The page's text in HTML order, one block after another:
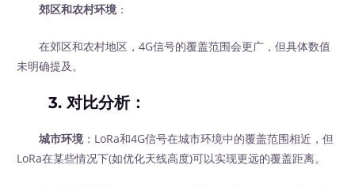
郊区和农村环境 ：
在郊区和农村地区，4G信号的覆盖范围会更广，但具体数值
未明确提及。
3. 对比分析：
城市环境 ：LoRa和4G信号在城市环境中的覆盖范围相近，但
LoRa在某些情况下(如优化天线高度)可以实现更远的覆盖距离。